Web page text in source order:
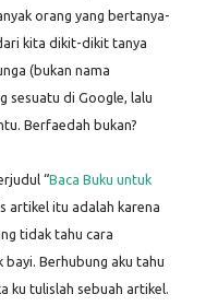
orang yang bertanya-
kita dikit-dikit tanya
(bukan nama
sesuatu di Google, lalu
Berfaedah bukan?
“Baca Buku untuk
artikel itu adalah karena
tidak tahu cara
Berhubung aku tahu
ku tulislah sebuah artikel.